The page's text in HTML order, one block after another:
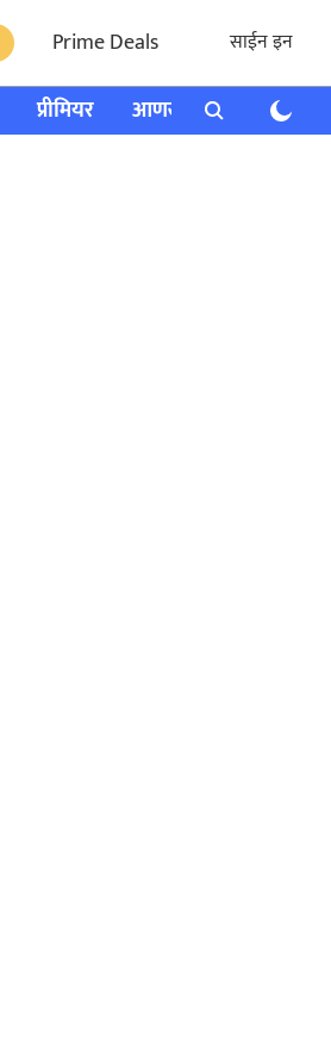
Prime Deals साईन इन
प्रीमियर आणखी राशी भविष्य